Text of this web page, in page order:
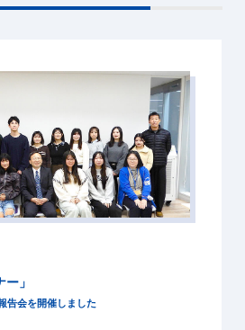
」
告会を開催しました